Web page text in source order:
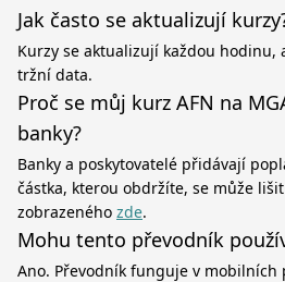
Jak často se aktualizují
Kurzy se aktualizují každou hodinu,
tržní data.
Proč se můj kurz AFN na
banky?
Banky a poskytovatelé přidávají
částka, kterou obdržíte, se může
zobrazeného zde.
Mohu tento převodník
Ano. Převodník funguje v mobilních